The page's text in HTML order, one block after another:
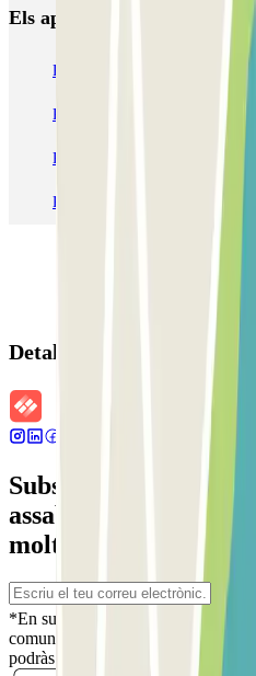
Els aparcaments més
Pàrquing a Barcelona
Pàrquing a Aeroport de
Pàrquing T1 AENA Aeropuerto
Pàrquing a Madrid
Detalls de la reserva
Subscriu-te a nostra
assabenta't de
moltes altres
*En subscriure't acceptes la nostra
comunicacions comercials de
podràs donar-te de baixa quan